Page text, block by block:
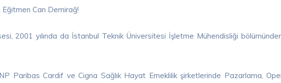
Can Demirağ!
2001 yılında da İstanbul Teknik Üniversitesi İşletme Mühendisliği
Paribas Cardif ve Cigna Sağlık Hayat Emeklilik şirketlerinde Pazarlama,